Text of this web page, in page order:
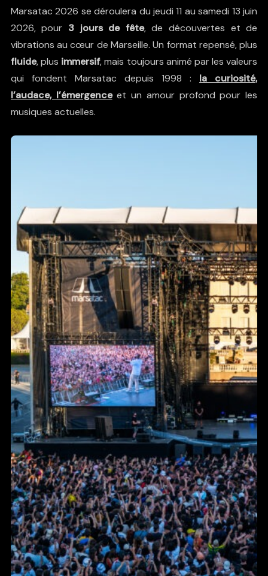
Marsatac 2026 se déroulera du jeudi 11 au samedi 13 juin
2026, pour 3 jours de fête, de découvertes et de
vibrations au cœur de Marseille. Un format repensé, plus
fluide, plus immersif, mais toujours animé par les valeurs
qui fondent Marsatac depuis 1998 : la curiosité,
l’audace, l’émergenceet un amour profond pour les
musiques actuelles.